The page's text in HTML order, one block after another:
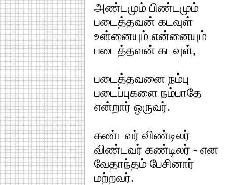
அண்டமும் பிண்டமும்
படைத்தவன் கடவுள்
உன்னையும் என்னையும்
படைத்தவன் கடவுள்,
படைத்தவனை நம்பு
படைப்புகளை நம்பாதே
என்றார் ஒருவர்.
கண்டவர் விண்டிலர்
விண்டவர் கண்டிலர் - என
வேதாந்தம் பேசினார்
மற்றவர்.